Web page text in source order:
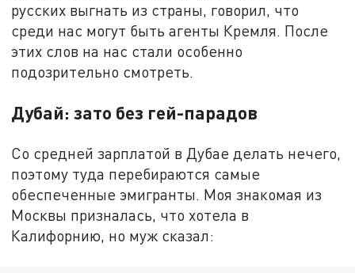
русских выгнать из страны, говорил, что
среди нас могут быть агенты Кремля. После
этих слов на нас стали особенно
подозрительно смотреть.
Дубай: зато без гей-парадов
Со средней зарплатой в Дубае делать нечего,
поэтому туда перебираются самые
обеспеченные эмигранты. Моя знакомая из
Москвы призналась, что хотела в
Калифорнию, но муж сказал: